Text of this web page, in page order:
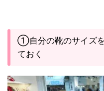
①自分の靴のサイズ
ておく